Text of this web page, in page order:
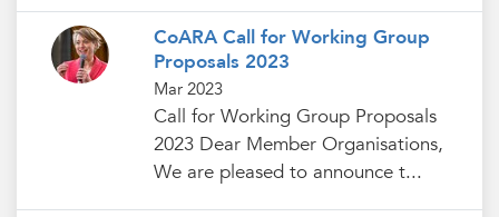
CoARA Call for Working Group
Proposals 2023
Mar 2023
Call for Working Group Proposals
2023 Dear Member Organisations,
We are pleased to announce t...